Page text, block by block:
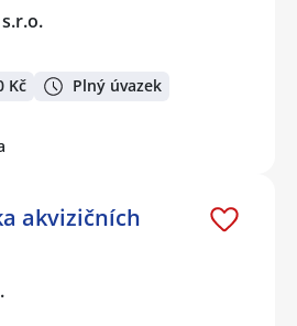
Kč Plný úvazek
akvizičních